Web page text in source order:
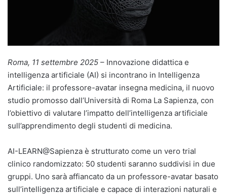
Roma, 11 settembre 2025 – Innovazione didattica e
intelligenza artificiale (AI) si incontrano in Intelligenza
Artificiale: il professore-avatar insegna medicina, il nuovo
studio promosso dall’Università di Roma La Sapienza, con
l’obiettivo di valutare l’impatto dell’intelligenza artificiale
sull’apprendimento degli studenti di medicina.
AI-LEARN@Sapienza è strutturato come un vero trial
clinico randomizzato: 50 studenti saranno suddivisi in due
gruppi. Uno sarà affiancato da un professore-avatar basato
sull’intelligenza artificiale e capace di interazioni naturali e